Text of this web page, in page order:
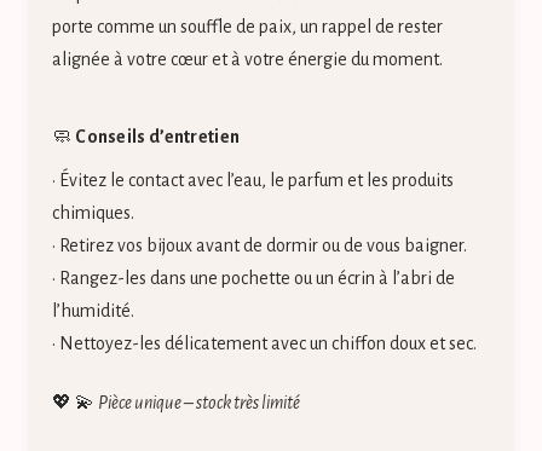
porte comme un souffle de paix, un rappel de rester
alignée à votre cœur et à votre énergie du moment.
🧼 Conseils d’entretien
• Évitez le contact avec l’eau, le parfum et les produits
chimiques.
• Retirez vos bijoux avant de dormir ou de vous baigner.
• Rangez-les dans une pochette ou un écrin à l’abri de
l’humidité.
• Nettoyez-les délicatement avec un chiffon doux et sec.
💖 💫 Pièce unique – stock très limité